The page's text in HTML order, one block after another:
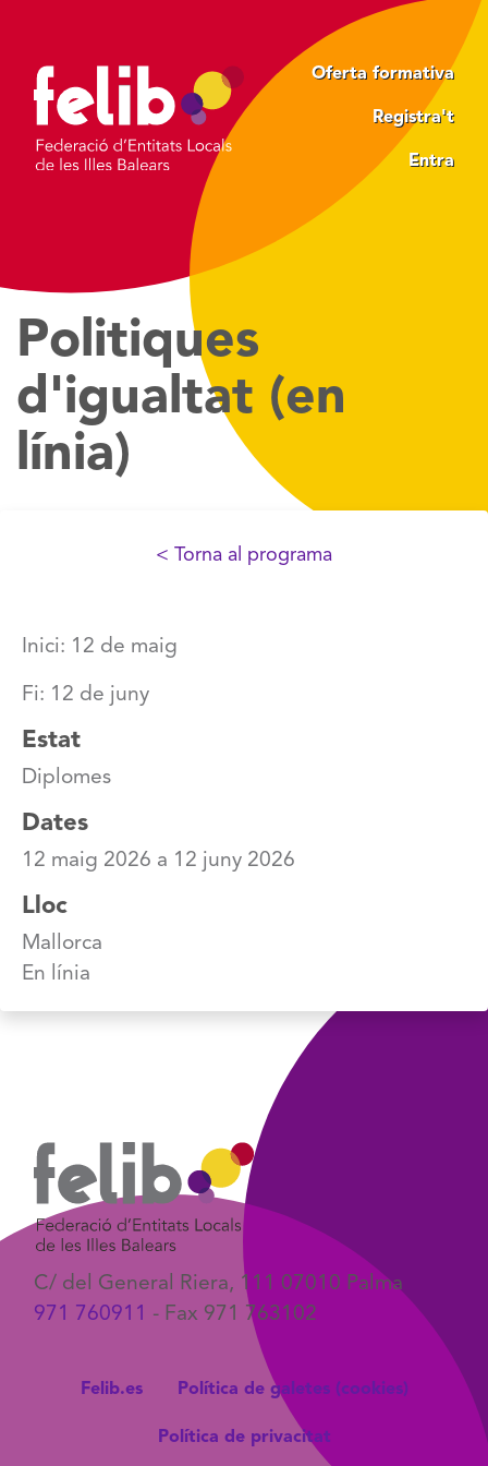
contingut
Oferta formativa
Registra't
Entra
Politiques
d'igualtat (en
línia)
< Torna al programa
Inici: 12 de maig
Fi: 12 de juny
Estat
Diplomes
Dates
12 maig 2026 a 12 juny 2026
Lloc
Mallorca
En línia
C/ del General Riera, 111 07010 Palma
971 760911 - Fax 971 763102
Felib.es Política de galetes (cookies)
Política de privacitat